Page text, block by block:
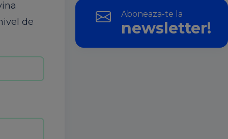
de
Aboneaza-te la
newsletter!